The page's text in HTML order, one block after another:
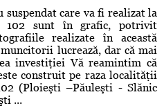
care va fi realizat la
102 sunt în grafic, potrivit
realizate în această
lucrează, dar că mai
investiţiei Vă reamintim că
construit pe raza localităţii
(Ploieşti –Păuleşti - Slănic
...